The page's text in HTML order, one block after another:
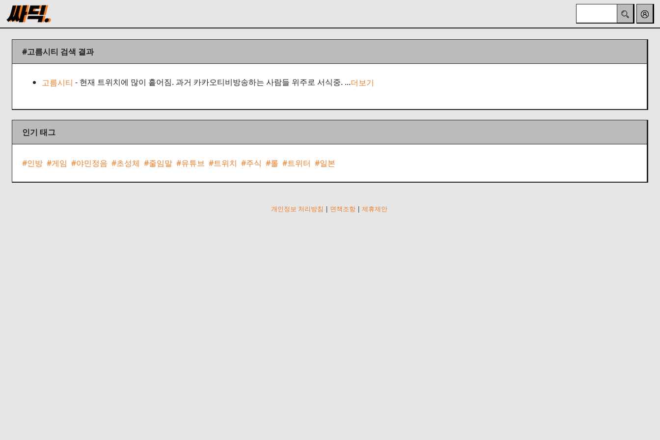
#고름시티 검색 결과
고름시티 - 현재 트위치에 많이 흩어짐. 과거 카카오티비방송하는 사람들 위주로 서식중. ...더보기
인기 태그
#인방 #게임 #야민정음 #초성체 #줄임말 #유튜브 #트위치 #주식 #롤 #트위터 #일본
개인정보 처리방침 | 면책조항 | 제휴제안